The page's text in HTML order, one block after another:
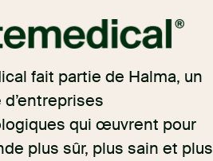
fait partie de Halma, un
qui œuvrent pour
plus sûr, plus sain et plus